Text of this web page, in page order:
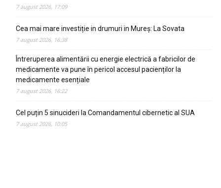
7 august 2026, 17:09
Cea mai mare investiție in drumuri in Mureș: La Sovata
7 august 2026, 16:38
Întreruperea alimentării cu energie electrică a fabricilor de
medicamente va pune în pericol accesul pacienților la
medicamente esențiale
7 august 2026, 16:22
Cel puțin 5 sinucideri la Comandamentul cibernetic al SUA
7 august 2026, 10:05